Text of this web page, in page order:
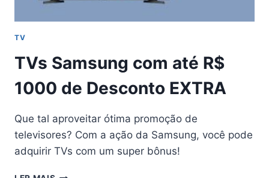
TV
TVs Samsung com até R$
1000 de Desconto EXTRA
Que tal aproveitar ótima promoção de
televisores? Com a ação da Samsung, você pode
adquirir TVs com um super bônus!
TVS